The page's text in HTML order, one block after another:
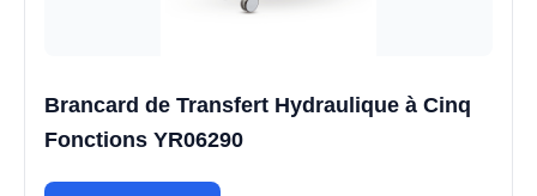
Brancard de Transfert Hydraulique à Cinq
Fonctions YR06290